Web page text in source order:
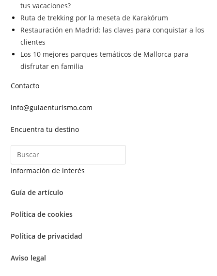
tus vacaciones?
Ruta de trekking por la meseta de Karakórum
Restauración en Madrid: las claves para conquistar a los
clientes
Los 10 mejores parques temáticos de Mallorca para
disfrutar en familia
Contacto
info@guiaenturismo.com
Encuentra tu destino
Información de interés
Guía de artículo
Política de cookies
Política de privacidad
Aviso legal